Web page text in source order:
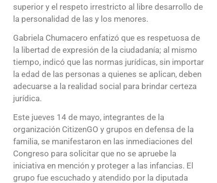
superior y el respeto irrestricto al libre desarrollo de
la personalidad de las y los menores.
Gabriela Chumacero enfatizó que es respetuosa de
la libertad de expresión de la ciudadanía; al mismo
tiempo, indicó que las normas jurídicas, sin importar
la edad de las personas a quienes se aplican, deben
adecuarse a la realidad social para brindar certeza
jurídica.
Este jueves 14 de mayo, integrantes de la
organización CitizenGO y grupos en defensa de la
familia, se manifestaron en las inmediaciones del
Congreso para solicitar que no se apruebe la
iniciativa en mención y proteger a las infancias. El
grupo fue escuchado y atendido por la diputada